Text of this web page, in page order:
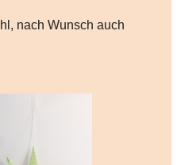
nach Wunsch auch